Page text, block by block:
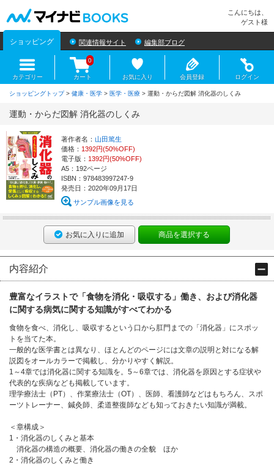
こんにちは、
ゲスト様
ショッピング 関連情報サイト 編集部ブログ
カテゴリー カート
0
お気に入り 会員登録 ログイン
ショッピングトップ> 健康・医学 > 医学・医療 > 運動・からだ図解 消化器のしくみ
運動・からだ図解 消化器のしくみ
著作者名： 山田篤生
価格： 1392円(50%OFF)
電子版： 1392円(50%OFF)
A5：192ページ
ISBN：978483997247-9
発売日：2020年09月17日
サンプル画像を見る
お気に入りに追加 商品を選択する
内容紹介
豊富なイラストで「食物を消化・吸収する」働き、および消化器
に関する病気に関する知識がすべてわかる
食物を食べ、消化し、吸収するという口から肛門までの「消化器」にスポッ
トを当てた本。
一般的な医学書とは異なり、ほとんどのページには文章の説明と対になる解
説図をオールカラーで掲載し、分かりやすく解説。
1～4章では消化器に関する知識を。5～6章では、消化器を原因とする症状や
代表的な疾病なども掲載しています。
理学療法士（PT）、作業療法士（OT）、医師、看護師などはもちろん、スポ
ーツトレーナー、鍼灸師、柔道整復師なども知っておきたい知識が満載。
＜章構成＞
1・消化器のしくみと基本
消化器の構造の概要、消化器の働きの全貌 ほか
2・消化器のしくみと働き